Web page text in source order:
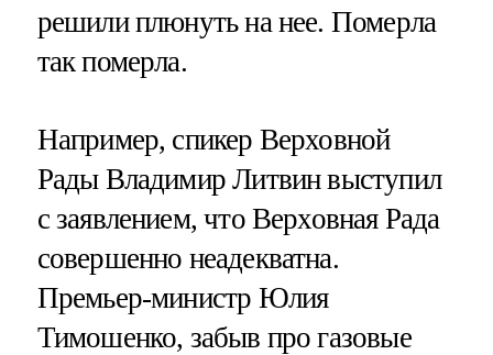
решили плюнуть на нее. Померла
так померла.
Например, спикер Верховной
Рады Владимир Литвин выступил
с заявлением, что Верховная Рада
совершенно неадекватна.
Премьер-министр Юлия
Тимошенко, забыв про газовые